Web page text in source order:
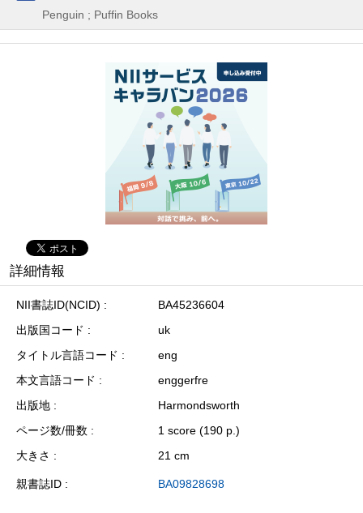
Penguin ; Puffin Books
詳細情報
NII書誌ID(NCID)
BA45236604
出版国コード
uk
タイトル言語コード
eng
本文言語コード
enggerfre
出版地
Harmondsworth
ページ数/冊数
1 score (190 p.)
大きさ
21 cm
親書誌ID BA09828698